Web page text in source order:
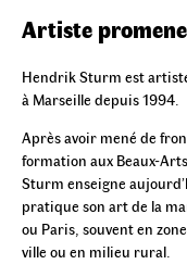
Artiste
Hendrik Sturm est
à Marseille depuis 1994.
Après avoir mené de
formation aux Beaux-
Sturm enseigne
pratique son art de la
ou Paris, souvent en
ville ou en milieu rural.